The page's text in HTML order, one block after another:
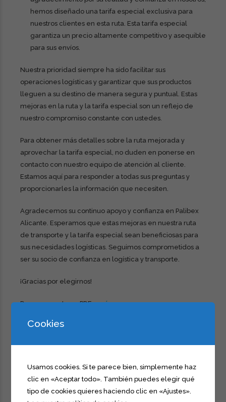
hemos diseñado una tarifa especial exclusiva para
nuestros clientes en esta ruta. Esta tarifa especial
garantiza un precio altamente competitivo y asequible
para sus envíos.
Nuestra prioridad siempre ha sido facilitar sus
operaciones logísticas y garantizar que sus productos
lleguen a su destino de manera segura y puntual. Estas
mejoras en la ruta y la tarifa especial son un reflejo de
nuestro compromiso constante con ustedes.
Para obtener más detalles sobre la ruta mejorada y
aprovechar la tarifa especial, no duden en ponerse en
contacto con nuestro equipo de atención al cliente.
Estamos aquí para responder a todas sus preguntas y
proporcionarles la información que necesiten.
Agradecemos su continuo apoyo y confianza en Palibex
Alicante. Esperamos que estas mejoras en nuestra ruta
de transporte y la tarifa especial sean beneficiosas para
sus necesidades logísticas. Seguimos comprometidos a
ser su socio de confianza en logística y transporte.
¡Gracias por elegirnos!
Descargar ruta en PDFaquí
Cookies
Usamos cookies. Si te parece bien, simplemente haz
clic en «Aceptar todo». También puedes elegir qué
tipo de cookies quieres haciendo clic en «Ajustes».